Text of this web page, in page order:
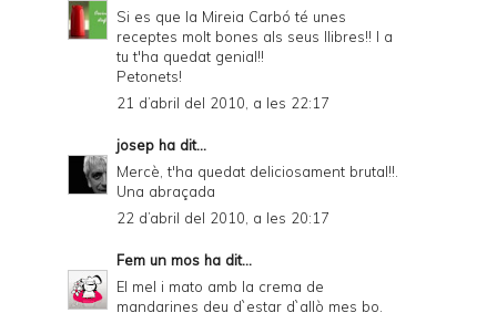
Si es que la Mireia Carbó té unes
receptes molt bones als seus llibres!! I a
tu t'ha quedat genial!!
Petonets!
21 d’abril del 2010, a les 22:17
josep ha dit...
Mercè, t'ha quedat deliciosament brutal!!.
Una abraçada
22 d’abril del 2010, a les 20:17
Fem un mos ha dit...
El mel i mato amb la crema de
mandarines deu d`estar d`allò mes bo.